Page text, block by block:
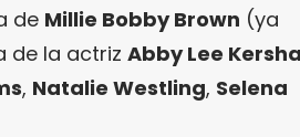
de Millie Bobby Brown (ya
de la actriz Abby Lee
, Natalie Westling, Selena